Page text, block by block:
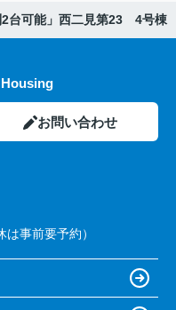
2台可能」西二見第23 4号棟
お問い合わせ
事前要予約）